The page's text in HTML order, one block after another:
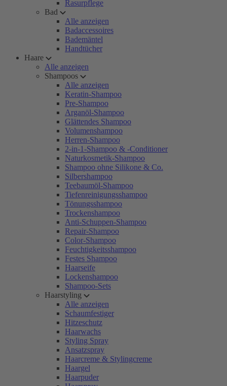
Rasurpflege
Bad
Alle anzeigen
Badaccessoires
Bademäntel
Handtücher
Haare
Alle anzeigen
Shampoos
Alle anzeigen
Keratin-Shampoo
Pre-Shampoo
Arganöl-Shampoo
Glättendes Shampoo
Volumenshampoo
Herren-Shampoo
2-in-1-Shampoo & -Conditioner
Naturkosmetik-Shampoo
Shampoo ohne Silikone & Co.
Silbershampoo
Teebaumöl-Shampoo
Tiefenreinigungsshampoo
Tönungsshampoo
Trockenshampoo
Anti-Schuppen-Shampoo
Repair-Shampoo
Color-Shampoo
Feuchtigkeitsshampoo
Festes Shampoo
Haarseife
Lockenshampoo
Shampoo-Sets
Haarstyling
Alle anzeigen
Schaumfestiger
Hitzeschutz
Haarwachs
Styling Spray
Ansatzspray
Haarcreme & Stylingcreme
Haargel
Haarpuder